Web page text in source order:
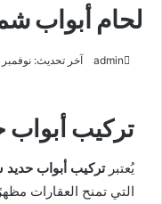
لحام أبواب
admin آخر تحديث: نوفمبر 13, 2025
تركيب
يُعتبرتركيب أبواب
التي تمنح العقارات